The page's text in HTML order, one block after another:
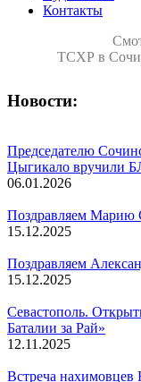
Контакты
ТСХР в Сочи
Новости:
Председателю
Цыгикало
06.01.2026
Поздравляем Марию
15.12.2025
Поздравляем
15.12.2025
Севастополь.
Баталии за Рай»
12.11.2025
Встреча